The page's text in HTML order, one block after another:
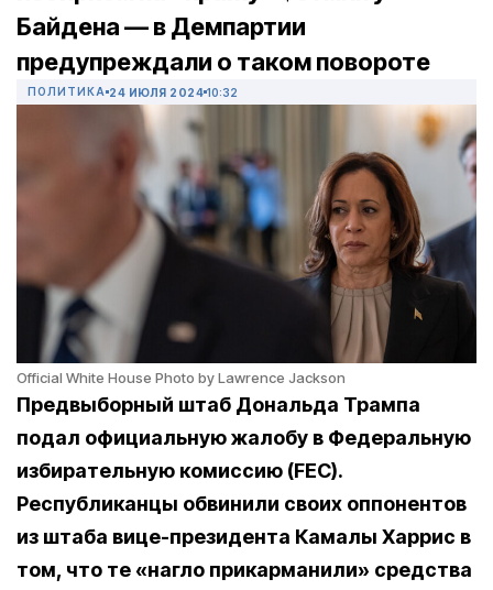
Байдена — в Демпартии
предупреждали о таком повороте
ПОЛИТИКА 24 ИЮЛЯ 2024 10:32
Official White House Photo by Lawrence Jackson
Предвыборный штаб Дональда Трампа
подал официальную жалобу в Федеральную
избирательную комиссию (FEC).
Республиканцы обвинили своих оппонентов
из штаба вице-президента Камалы Харрис в
том, что те «нагло прикарманили» средства